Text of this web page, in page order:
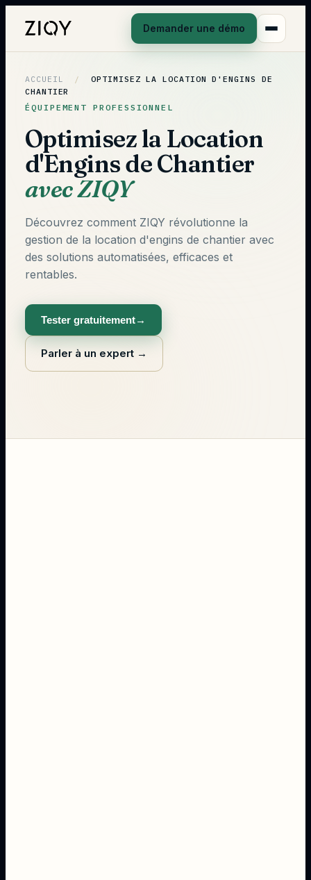
Demander une démo
ACCUEIL /
OPTIMISEZ LA LOCATION D'ENGINS DE
CHANTIER
ÉQUIPEMENT PROFESSIONNEL
Optimisez la Location
d'Engins de Chantier
avec ZIQY
Découvrez comment ZIQY révolutionne la
gestion de la location d'engins de chantier avec
des solutions automatisées, efficaces et
rentables.
Tester gratuitement→
Parler à un expert →